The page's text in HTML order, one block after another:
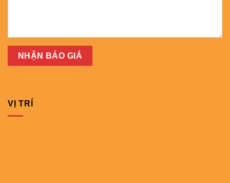
VỊ TRÍ